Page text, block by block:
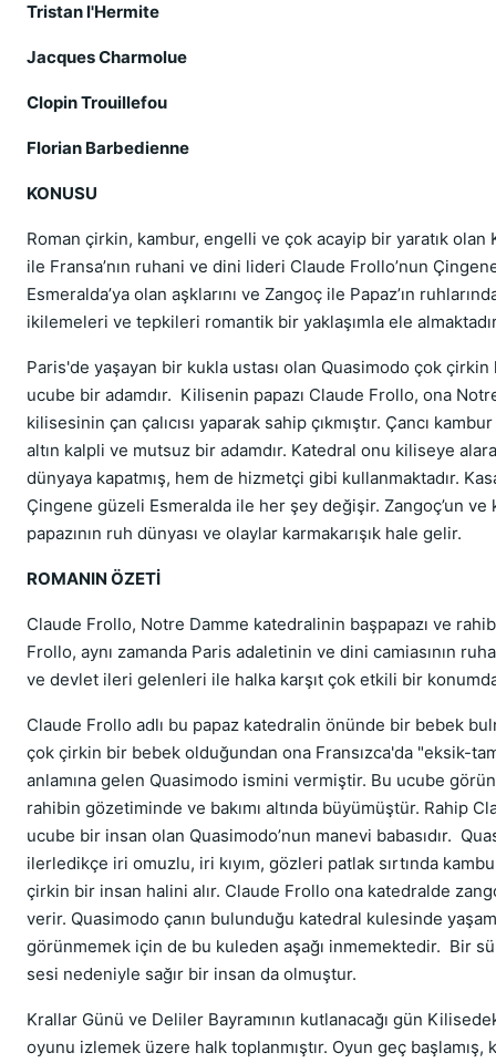
Tristan l'Hermite
Jacques Charmolue
Clopin Trouillefou
Florian Barbedienne
KONUSU
Roman çirkin, kambur, engelli ve çok acayip bir yaratık olan
ile Fransa’nın ruhani ve dini lideri Claude Frollo’nun Çingene
Esmeralda’ya olan aşklarını ve Zangoç ile Papaz’ın
ikilemeleri ve tepkileri romantik bir yaklaşımla ele
Paris'de yaşayan bir kukla ustası olan Quasimodo çok çirkin
ucube bir adamdır. Kilisenin papazı Claude Frollo, ona
kilisesinin çan çalıcısı yaparak sahip çıkmıştır. Çancı
altın kalpli ve mutsuz bir adamdır. Katedral onu kiliseye
dünyaya kapatmış, hem de hizmetçi gibi kullanmaktadır.
Çingene güzeli Esmeralda ile her şey değişir. Zangoç’un ve
papazının ruh dünyası ve olaylar karmakarışık hale gelir.
ROMANIN ÖZETİ
Claude Frollo, Notre Damme katedralinin başpapazı ve
Frollo, aynı zamanda Paris adaletinin ve dini camiasının
ve devlet ileri gelenleri ile halka karşıt çok etkili bir
Claude Frollo adlı bu papaz katedralin önünde bir bebek
çok çirkin bir bebek olduğundan ona Fransızca'da "eksik-
anlamına gelen Quasimodo ismini vermiştir. Bu ucube
rahibin gözetiminde ve bakımı altında büyümüştür. Rahip
ucube bir insan olan Quasimodo’nun manevi babasıdır.
ilerledikçe iri omuzlu, iri kıyım, gözleri patlak sırtında
çirkin bir insan halini alır. Claude Frollo ona katedralde
verir. Quasimodo çanın bulunduğu katedral kulesinde
görünmemek için de bu kuleden aşağı inmemektedir. Bir
sesi nedeniyle sağır bir insan da olmuştur.
Krallar Günü ve Deliler Bayramının kutlanacağı gün
oyunu izlemek üzere halk toplanmıştır. Oyun geç başlamış,